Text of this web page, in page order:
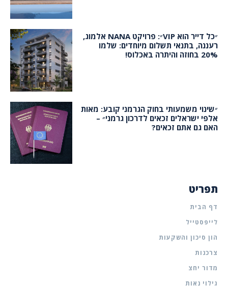
״כל דייר הוא VIP״: פרויקט NANA אלמוג,
רעננה, בתנאי תשלום מיוחדים: שלמו
20% בחוזה והיתרה באכלוס!
״שינוי משמעותי בחוק הגרמני קובע: מאות
אלפי ישראלים זכאים לדרכון גרמני״ –
האם גם אתם זכאים?
תפריט
דף הבית
לייפסטייל
הון סיכון והשקעות
צרכנות
מדור יחצ
גילוי נאות